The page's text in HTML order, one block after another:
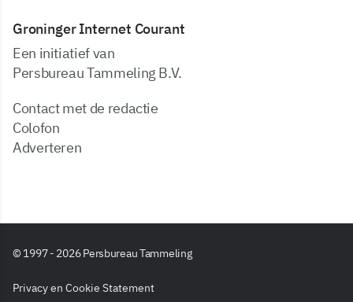
Groninger Internet Courant
Een initiatief van
Persbureau Tammeling B.V.
Contact met de redactie
Colofon
Adverteren
© 1997 - 2026 Persbureau Tammeling
Privacy en Cookie Statement